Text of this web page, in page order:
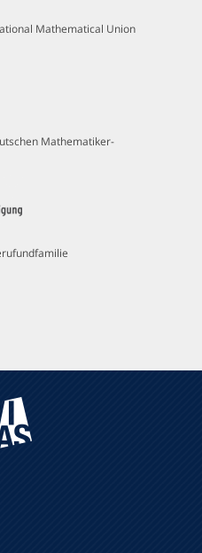
Mathematical Union
Mathematiker-